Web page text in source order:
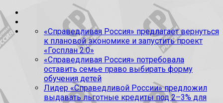
«Справедливая Россия» предлагает вернуться
к плановой экономике и запустить проект
«Госплан 2.0»
«Справедливая Россия» потребовала
оставить семье право выбирать форму
обучения детей
Лидер «Справедливой России» предложил
выдавать льготные кредиты под 2–3% для